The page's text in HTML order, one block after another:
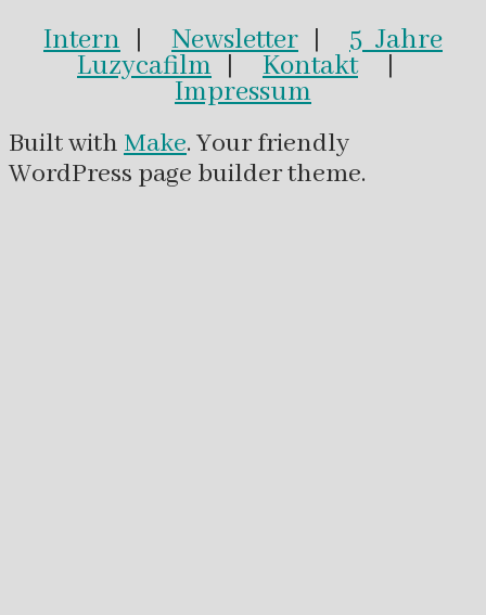
Intern | Newsletter | 5 Jahre
Luzycafilm | Kontakt|
Impressum
Built with Make. Your friendly
WordPress page builder theme.